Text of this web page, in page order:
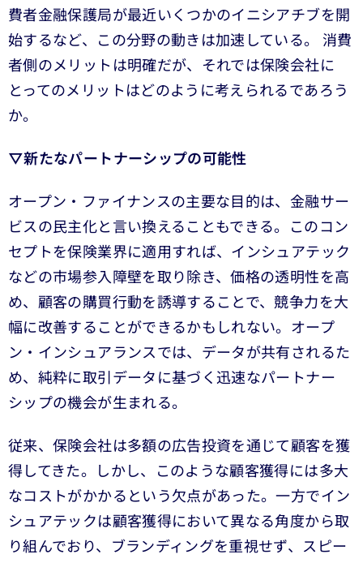
費者金融保護局が最近いくつかのイニシアチブを開
始するなど、この分野の動きは加速している。 消費
者側のメリットは明確だが、それでは保険会社に
とってのメリットはどのように考えられるであろう
か。
▽新たなパートナーシップの可能性
オープン・ファイナンスの主要な目的は、金融サー
ビスの民主化と言い換えることもできる。このコン
セプトを保険業界に適用すれば、インシュアテック
などの市場参入障壁を取り除き、価格の透明性を高
め、顧客の購買行動を誘導することで、競争力を大
幅に改善することができるかもしれない。オープ
ン・インシュアランスでは、データが共有されるた
め、純粋に取引データに基づく迅速なパートナー
シップの機会が生まれる。
従来、保険会社は多額の広告投資を通じて顧客を獲
得してきた。しかし、このような顧客獲得には多大
なコストがかかるという欠点があった。一方でイン
シュアテックは顧客獲得において異なる角度から取
り組んでおり、ブランディングを重視せず、スピー